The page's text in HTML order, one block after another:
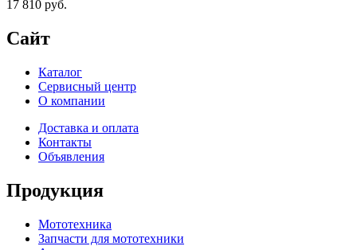
17 810 руб.
Сайт
Каталог
Сервисный центр
О компании
Доставка и оплата
Контакты
Объявления
Продукция
Мототехника
Запчасти для мототехники